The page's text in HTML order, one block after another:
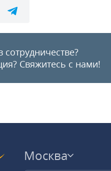
Свяжитесь с нами!
Москва